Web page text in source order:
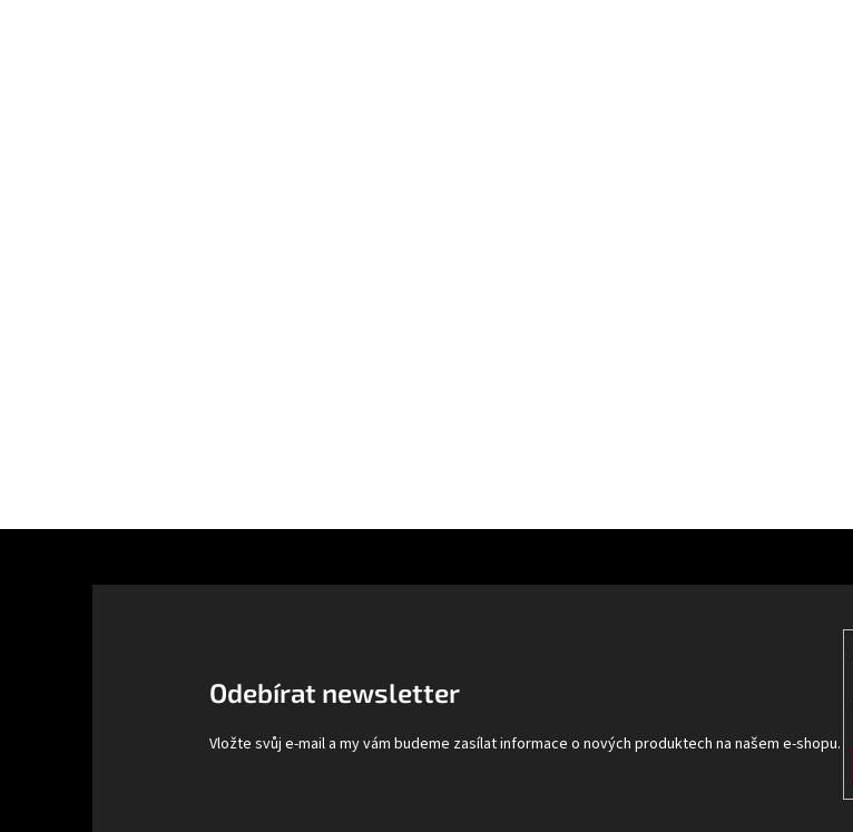
Odebírat newsletter
Vložte svůj e-mail a my vám budeme zasílat informace o nových produktech na našem e-shopu.